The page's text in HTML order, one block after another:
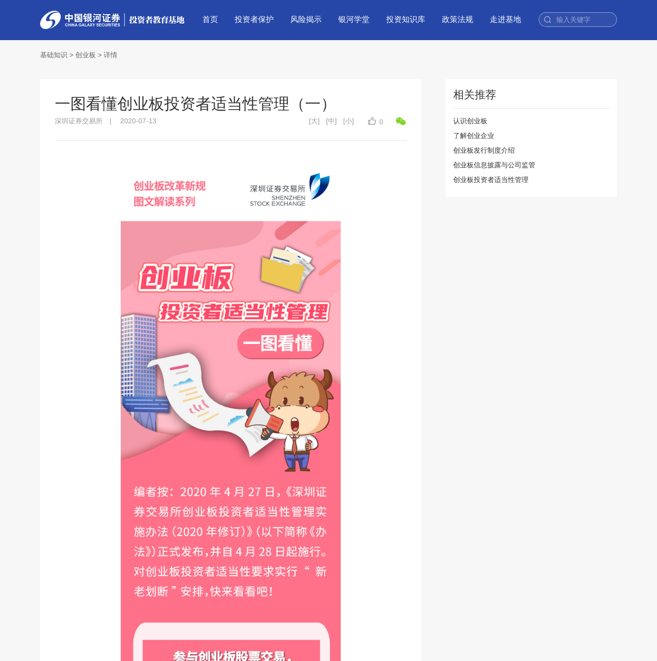
首页 投资者保护 风险揭示 银河学堂 投资知识库 政策法规 走进基地
基础知识 > 创业板 > 详情
一图看懂创业板投资者适当性管理（一）
深圳证券交易所 | 2020-07-13 0
[小]
[中]
[大]
相关推荐
认识创业板
了解创业企业
创业板发行制度介绍
创业板信息披露与公司监管
创业板投资者适当性管理